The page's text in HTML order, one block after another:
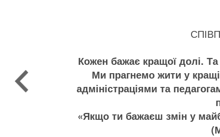
Кожен бажає кращої долі.
Ми прагнемо жити у
адміністраціями та
«Якщо ти бажаєш змін у